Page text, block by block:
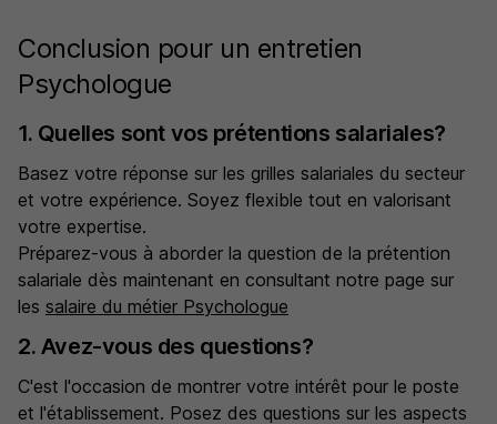
Conclusion pour un entretien
Psychologue
1. Quelles sont vos prétentions salariales?
Basez votre réponse sur les grilles salariales du secteur
et votre expérience. Soyez flexible tout en valorisant
votre expertise.
Préparez-vous à aborder la question de la prétention
salariale dès maintenant en consultant notre page sur
les salaire du métier Psychologue
2. Avez-vous des questions?
C'est l'occasion de montrer votre intérêt pour le poste
et l'établissement. Posez des questions sur les aspects